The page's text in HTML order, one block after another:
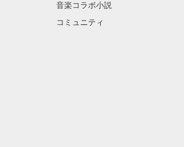
音楽コラボ小説
コミュニティ